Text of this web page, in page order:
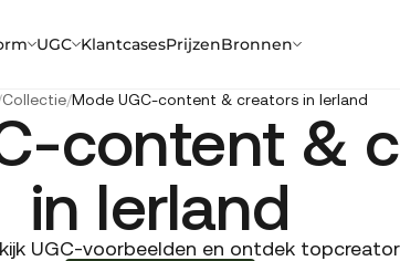
UGC KlantcasesPrijzenBronnen
Collectie/Mode UGC-content & creators in Ierland
content &
in Ierland
UGC-voorbeelden en ontdek